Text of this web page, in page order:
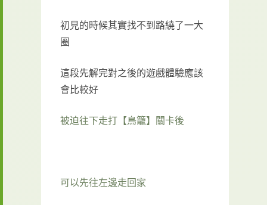
初見的時候其實找不到路繞了一大
圈
這段先解完對之後的遊戲體驗應該
會比較好
被迫往下走打【鳥籠】關卡後
可以先往左邊走回家